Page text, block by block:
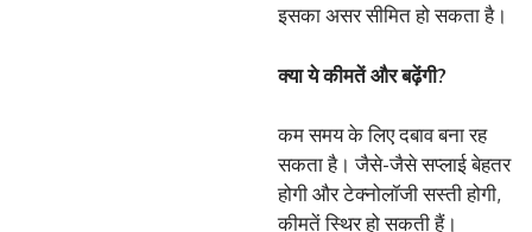
इसका असर सीमित हो सकता है।
क्या ये कीमतें और बढ़ेंगी?
कम समय के लिए दबाव बना रह
सकता है। जैसे-जैसे सप्लाई बेहतर
होगी और टेक्नोलॉजी सस्ती होगी,
कीमतें स्थिर हो सकती हैं।